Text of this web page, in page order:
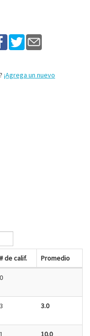
¡Agrega un nuevo
# de calif. Promedio
0
3 3.0
1 10.0